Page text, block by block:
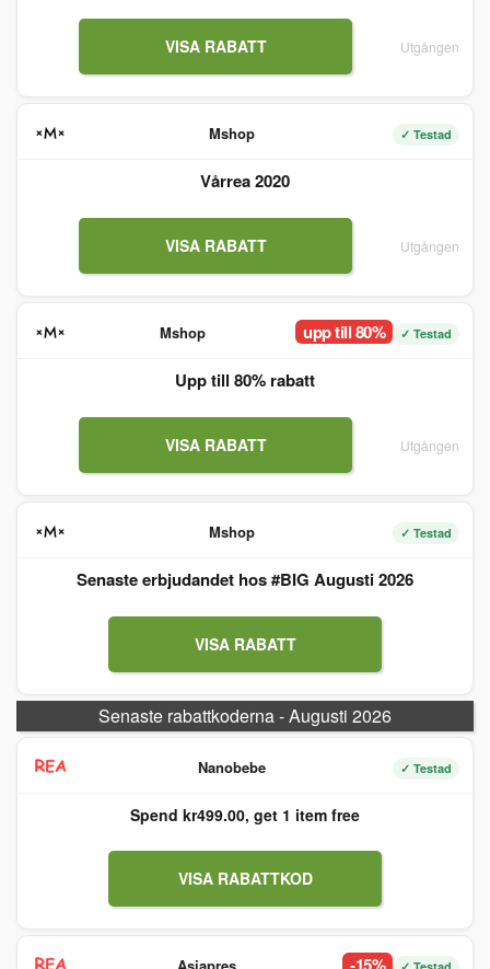
VISA RABATT Utgången
Mshop ✓ Testad
Vårrea 2020
VISA RABATT Utgången
Mshop upp till 80% ✓ Testad
Upp till 80% rabatt
VISA RABATT Utgången
Mshop ✓ Testad
Senaste erbjudandet hos #BIG Augusti 2026
VISA RABATT
Senaste rabattkoderna - Augusti 2026
Nanobebe ✓ Testad
Spend kr499.00, get 1 item free
VISA RABATTKOD
Asiapres